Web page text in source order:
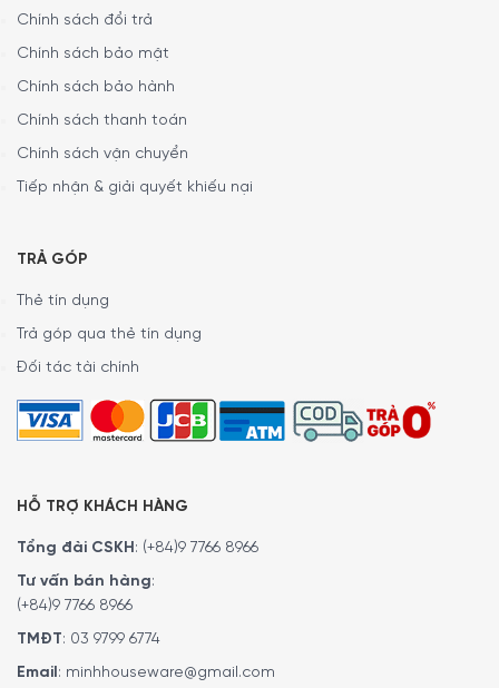
dụng cụ nấu của bạn lên chúng. Bạn có thể điều chỉnh
mức công suất đơn giản bằng cách di chuyển dụng cụ
nấu. Chuyển từ rang ở nhiệt độ cao ở phía trước sang
Bếp từ Siemens iQ700 EX877LX67E giúp bạn nấu ăn chuyên
nghiệp hơn với tính năng powerMove Plus độc đáo
Ghi nhớ cài đặt nhiệt cho từng dụng cụ
Chính sách đổi trả
Chính sách bảo mật
Chính sách bảo hành
Chính sách thanh toán
Chính sách vận chuyển
Tiếp nhận & giải quyết khiếu nại
TRẢ GÓP
Thẻ tín dụng
Trả góp qua thẻ tín dụng
Đối tác tài chính
HỖ TRỢ KHÁCH HÀNG
Tổng đài CSKH: (+84)9 7766 8966
Tư vấn bán hàng:
(+84)9 7766 8966
TMĐT: 03 9799 6774
Email: minhhouseware@gmail.com